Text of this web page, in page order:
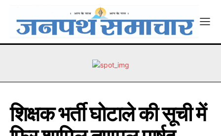
शिक्षक भर्ती घोटाले की सूची में